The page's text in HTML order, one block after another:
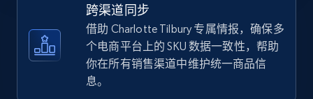
URL, Title, Available, Description, Currency, Initial
price, Final price, Discount percent, and more.
5.4K+ 668+ 立即开始
跨渠道同步
借助 Charlotte Tilbury 专属情报，确保多
个电商平台上的 SKU 数据一致性，帮助
你在所有销售渠道中维护统一商品信
息。